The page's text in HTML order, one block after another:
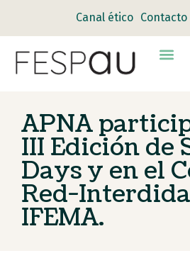
Canal ético Contacto
APNA
III Edición de
Days y en el
Red-
IFEMA.